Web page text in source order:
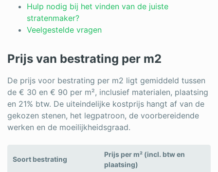
Hulp nodig bij het vinden van de juiste
stratenmaker?
Veelgestelde vragen
Prijs van bestrating per m2
De prijs voor bestrating per m2 ligt gemiddeld tussen
de € 30 en € 90 per m², inclusief materialen, plaatsing
en 21% btw. De uiteindelijke kostprijs hangt af van de
gekozen stenen, het legpatroon, de voorbereidende
werken en de moeilijkheidsgraad.
Soort bestrating
Prijs per m² (incl. btw en
plaatsing)